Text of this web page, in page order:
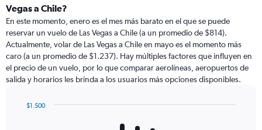
Vegas a Chile?
En este momento, enero es el mes más barato en el que se puede
reservar un vuelo de Las Vegas a Chile (a un promedio de $814).
Actualmente, volar de Las Vegas a Chile en mayo es el momento más
caro (a un promedio de $1.237). Hay múltiples factores que influyen en
el precio de un vuelo, por lo que comparar aerolíneas, aeropuertos de
salida y horarios les brinda a los usuarios más opciones disponibles.
$1.500